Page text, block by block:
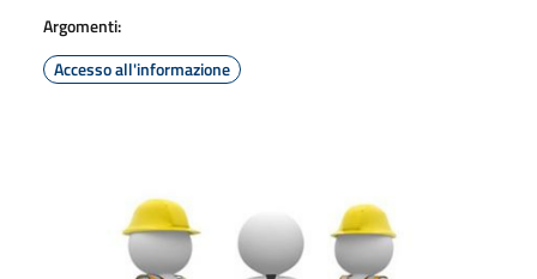
Argomenti:
Accesso all'informazione